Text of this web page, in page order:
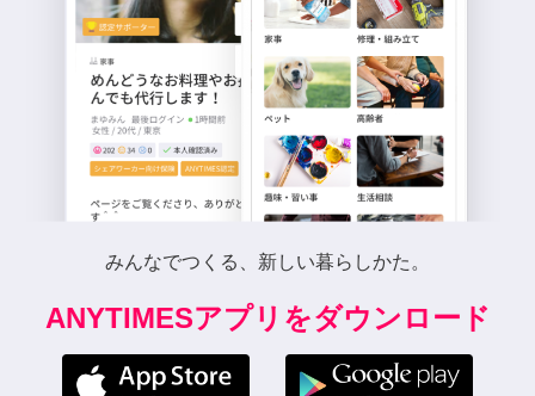
みんなでつくる、新しい暮らしかた。
ANYTIMESアプリをダウンロード